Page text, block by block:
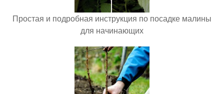
Простая и подробная инструкция по посадке малины
для начинающих